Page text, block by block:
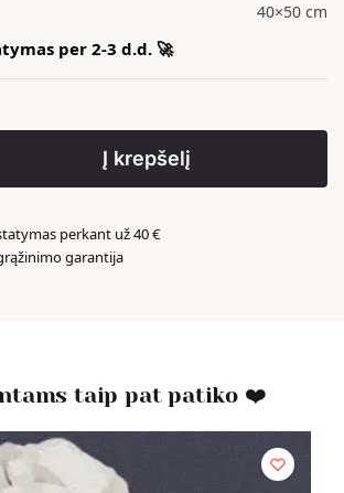
40×50 cm
per 2-3 d.d. 🚀
Į krepšelį
perkant už 40 €
garantija
taip pat patiko ❤️